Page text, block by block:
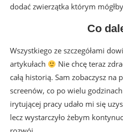
dodać zwierzątka którym
Co
Wszystkiego ze szczegółami
artykułach
Nie chcę teraz
całą historią. Sam zobaczysz na
screenów, co po wielu
irytującej pracy udało mi się
lecz wystarczyło żebym